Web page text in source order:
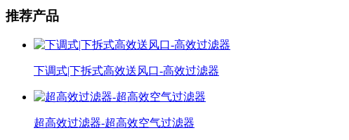
推荐产品
下调式|下拆式高效送风口-高效过滤器
超高效过滤器-超高效空气过滤器